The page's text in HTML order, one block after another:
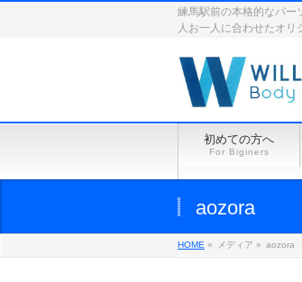
練馬駅前の本格的なパ
人お一人に合わせたオリ
初めての方へ
For Biginers
aozora
HOME » メディア » aozora